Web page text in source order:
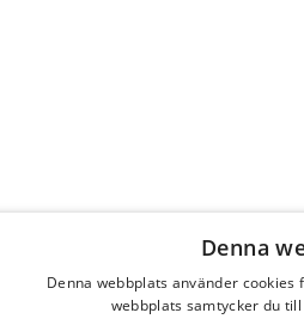
Denna
Denna webbplats använder
webbplats samtycker du